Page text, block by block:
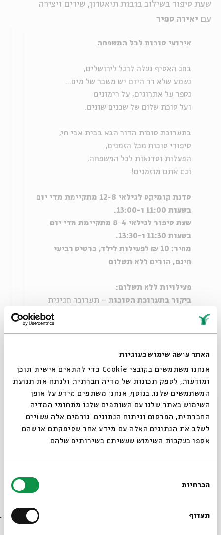
האתר עושה שימוש בעוגיות
אנחנו משתמשים בקובצי Cookie כדי להתאים אישית תוכן
ומודעות, לספק תכונות של מדיה חברתית ולנתח את תנועת
המשתמשים שלנו. בנוסף, אנחנו משתפים מידע על אופן
השימוש באתר שלנו עם השותפים שלנו מתחומי המדיה
החברתית, הפרסום וניתוח הנתונים. גורמים אלה עשויים
לשלב את הנתונים האלה עם מידע אחר שסיפקתם או שהם
אספו בעקבות השימוש שעשיתם בשירותים שלהם.
הסכמה
הכרחיות
תעדוף
שעת סיפור בשילוב בובות תיאטרון, שירים ויצירה
עם יאירה ספיר
אירועי סוכות לכל המשפחה
בחג האסיף נעלה לרגל לירושלים,
נשמע שלא רק היום יש משבר של מים...
נספר על אתרוגים, על רימונים
ועל סוכת שלום של שכנים שונים.
בתערוכת סוכות הדור הבא בבית אבי חי,
סיפורי סוכות מכל הזמנים,
הפעלות וסדנאות לכל המשפחה,
וגם אתם מוזמנים!
סדנת קומיקס לגילאי 12-8 מתקיימת מדי יום
בשעות 11:00 ו-13:00.
שעת סיפור לגילאי 8-4 מתקיימת מדי יום
בשעות 11:30 ו-13:30.
מחיר: 10 ₪ לפעילות לילד, כרטיס רביעי
חינם, הורים ללא תשלום
פעילויות ללא תשלום:
ביקור בתערוכת הסוכות – תערוכה חגיגית
בחצר בית אבי חי, של הדגמים הזוכים והדגמים
לפי כתב חידה
הורים מוזמנים לספר לילדים
סיפורי סוכות בפינת ישיבה נעימה שתוצב
במקום
שעות הפתיחה של התערוכה בחול המועד:
ראשון עד חמישי – 10:00 – 19:00
במקום תוצב סוכה לנוחות המבקרים,
והקפיטריה תיפתח לשירותכם עם תפריט מיוחד
סגור